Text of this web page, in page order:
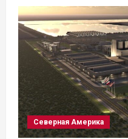
Северная Америка